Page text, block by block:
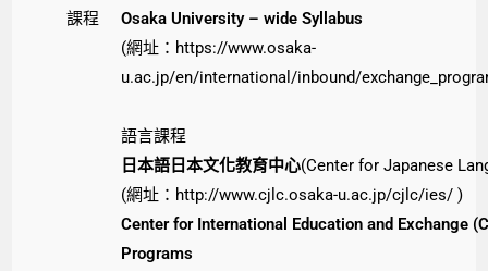
課程
Osaka University – wide Syllabus
(網址： https://www.osaka-
u.ac.jp/en/international/inbound/
語言課程
日本語日本文化教育中心(Center for Japanese
(網址： http://www.cjlc.osaka-u.ac.jp/cjlc/ies/ )
Center for International Education and Exchange
Programs